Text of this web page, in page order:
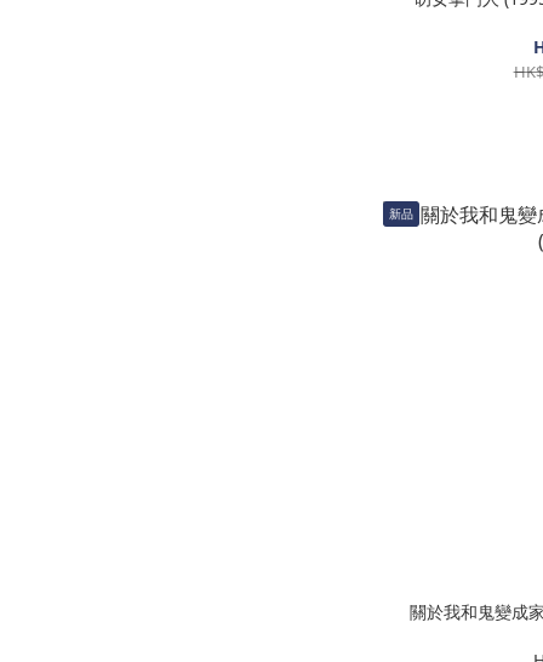
新品
關於我和鬼變成